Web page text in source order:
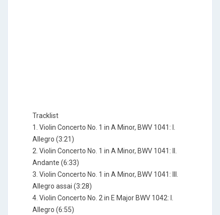
Tracklist
1. Violin Concerto No. 1 in A Minor, BWV 1041: I.
Allegro (3:21)
2. Violin Concerto No. 1 in A Minor, BWV 1041: II.
Andante (6:33)
3. Violin Concerto No. 1 in A Minor, BWV 1041: III.
Allegro assai (3:28)
4. Violin Concerto No. 2 in E Major BWV 1042: I.
Allegro (6:55)